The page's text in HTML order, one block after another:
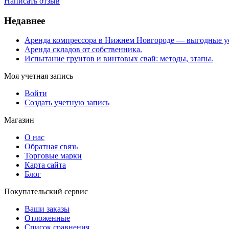
Недавнее
Аренда компрессора в Нижнем Новгороде — выгодные
Аренда складов от собственника.
Испытание грунтов и винтовых свай: методы, этапы.
Моя учетная запись
Войти
Создать учетную запись
Магазин
О нас
Обратная связь
Торговые марки
Карта сайта
Блог
Покупательский сервис
Ваши заказы
Отложенные